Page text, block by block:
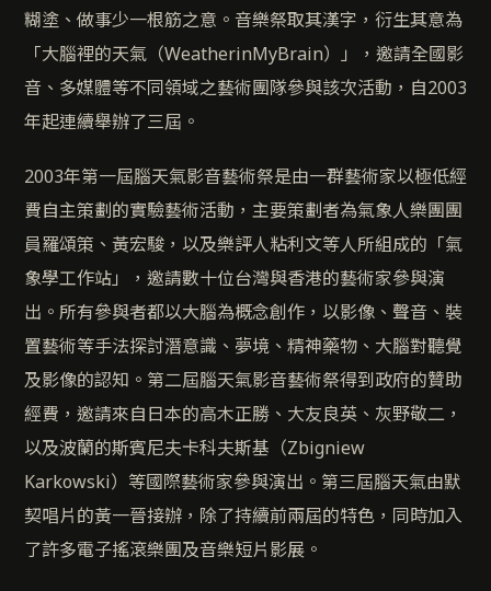
糊塗、做事少一根筋之意。音樂祭取其漢字，衍生其意為
「大腦裡的天氣（WeatherinMyBrain）」，邀請全國影
音、多媒體等不同領域之藝術團隊參與該次活動，自2003
年起連續舉辦了三屆。
2003年第一屆腦天氣影音藝術祭是由一群藝術家以極低經
費自主策劃的實驗藝術活動，主要策劃者為氣象人樂團團
員羅頌策、黃宏駿，以及樂評人粘利文等人所組成的「氣
象學工作站」，邀請數十位台灣與香港的藝術家參與演
出。所有參與者都以大腦為概念創作，以影像、聲音、裝
置藝術等手法探討潛意識、夢境、精神藥物、大腦對聽覺
及影像的認知。第二屆腦天氣影音藝術祭得到政府的贊助
經費，邀請來自日本的高木正勝、大友良英、灰野敬二，
以及波蘭的斯賓尼夫卡科夫斯基（Zbigniew
Karkowski）等國際藝術家參與演出。第三屆腦天氣由默
契唱片的黃一晉接辦，除了持續前兩屆的特色，同時加入
了許多電子搖滾樂團及音樂短片影展。